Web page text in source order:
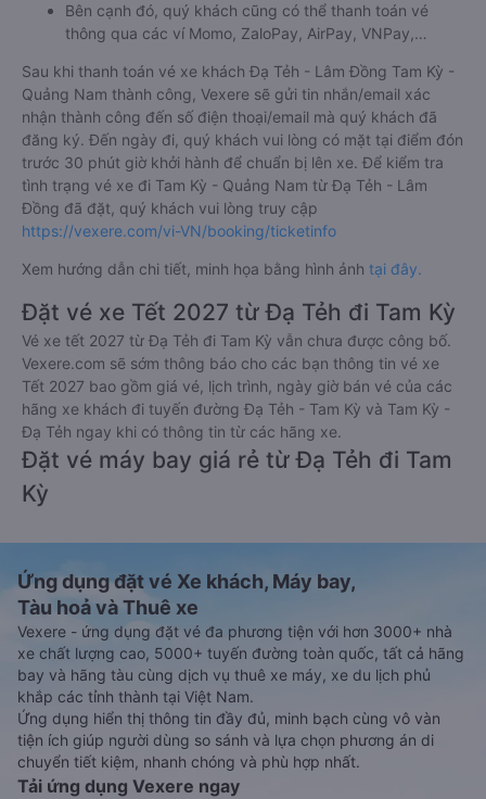
Bên cạnh đó, quý khách cũng có thể thanh toán vé
thông qua các ví Momo, ZaloPay, AirPay, VNPay,…
Sau khi thanh toán vé xe khách Đạ Tẻh - Lâm Đồng Tam Kỳ -
Quảng Nam thành công, Vexere sẽ gửi tin nhắn/email xác
nhận thành công đến số điện thoại/email mà quý khách đã
đăng ký. Đến ngày đi, quý khách vui lòng có mặt tại điểm đón
trước 30 phút giờ khởi hành để chuẩn bị lên xe. Để kiểm tra
tình trạng vé xe đi Tam Kỳ - Quảng Nam từ Đạ Tẻh - Lâm
Đồng đã đặt, quý khách vui lòng truy cập
https://vexere.com/vi-VN/booking/ticketinfo
Xem hướng dẫn chi tiết, minh họa bằng hình ảnh tại đây.
Đặt vé xe Tết 2027 từ Đạ Tẻh đi Tam Kỳ
Vé xe tết 2027 từ Đạ Tẻh đi Tam Kỳ vẫn chưa được công bố.
Vexere.com sẽ sớm thông báo cho các bạn thông tin vé xe
Tết 2027 bao gồm giá vé, lịch trình, ngày giờ bán vé của các
hãng xe khách đi tuyến đường Đạ Tẻh - Tam Kỳ và Tam Kỳ -
Đạ Tẻh ngay khi có thông tin từ các hãng xe.
Đặt vé máy bay giá rẻ từ Đạ Tẻh đi Tam
Kỳ
Ứng dụng đặt vé Xe khách, Máy bay,
Tàu hoả và Thuê xe
Vexere - ứng dụng đặt vé đa phương tiện với hơn 3000+ nhà
xe chất lượng cao, 5000+ tuyến đường toàn quốc, tất cả hãng
bay và hãng tàu cùng dịch vụ thuê xe máy, xe du lịch phủ
khắp các tỉnh thành tại Việt Nam.
Ứng dụng hiển thị thông tin đầy đủ, minh bạch cùng vô vàn
tiện ích giúp người dùng so sánh và lựa chọn phương án di
chuyển tiết kiệm, nhanh chóng và phù hợp nhất.
Tải ứng dụng Vexere ngay